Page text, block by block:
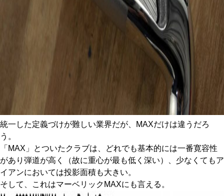
統一した定義づけが難しい業界だが、MAXだけは違うだろ
う。
「MAX」とついたクラブは、どれでも基本的には一番寛容性
があり弾道が高く（故に重心が最も低く深い）、少なくてもア
イアンにおいては投影面積も大きい。
そして、これはマーベリックMAXにも言える。